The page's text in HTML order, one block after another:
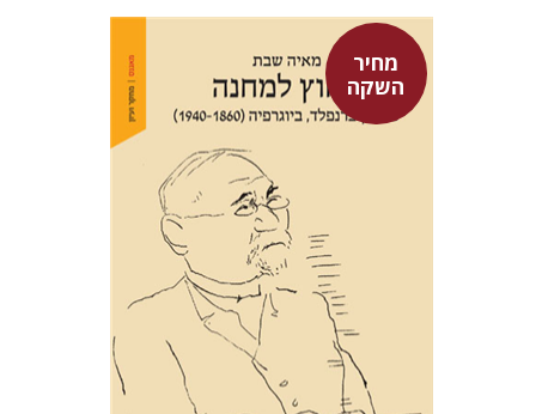
מחיר
השקה
מאיה שבת
מחיר השקה